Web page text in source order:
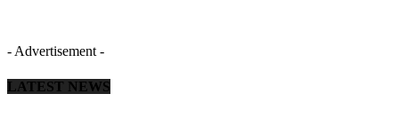
- Advertisement -
LATEST NEWS